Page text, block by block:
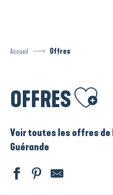
Accueil Offres
OFFRES Ajouter
Voir toutes les offres de
Guérande